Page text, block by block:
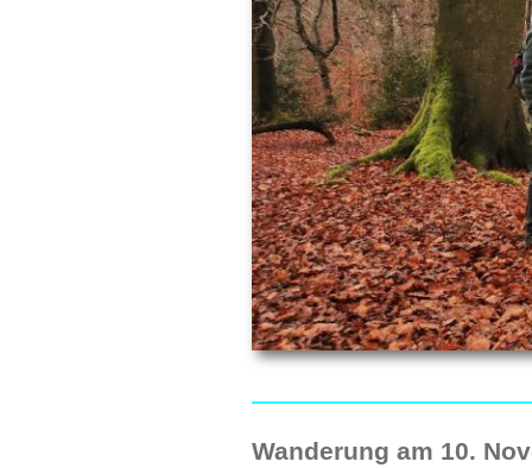
Wanderung am 10.